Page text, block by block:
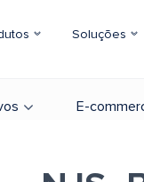
Soluções
E-